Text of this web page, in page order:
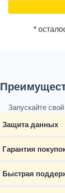
*
Запускайте
Защита данных
Гарантия
Быстрая